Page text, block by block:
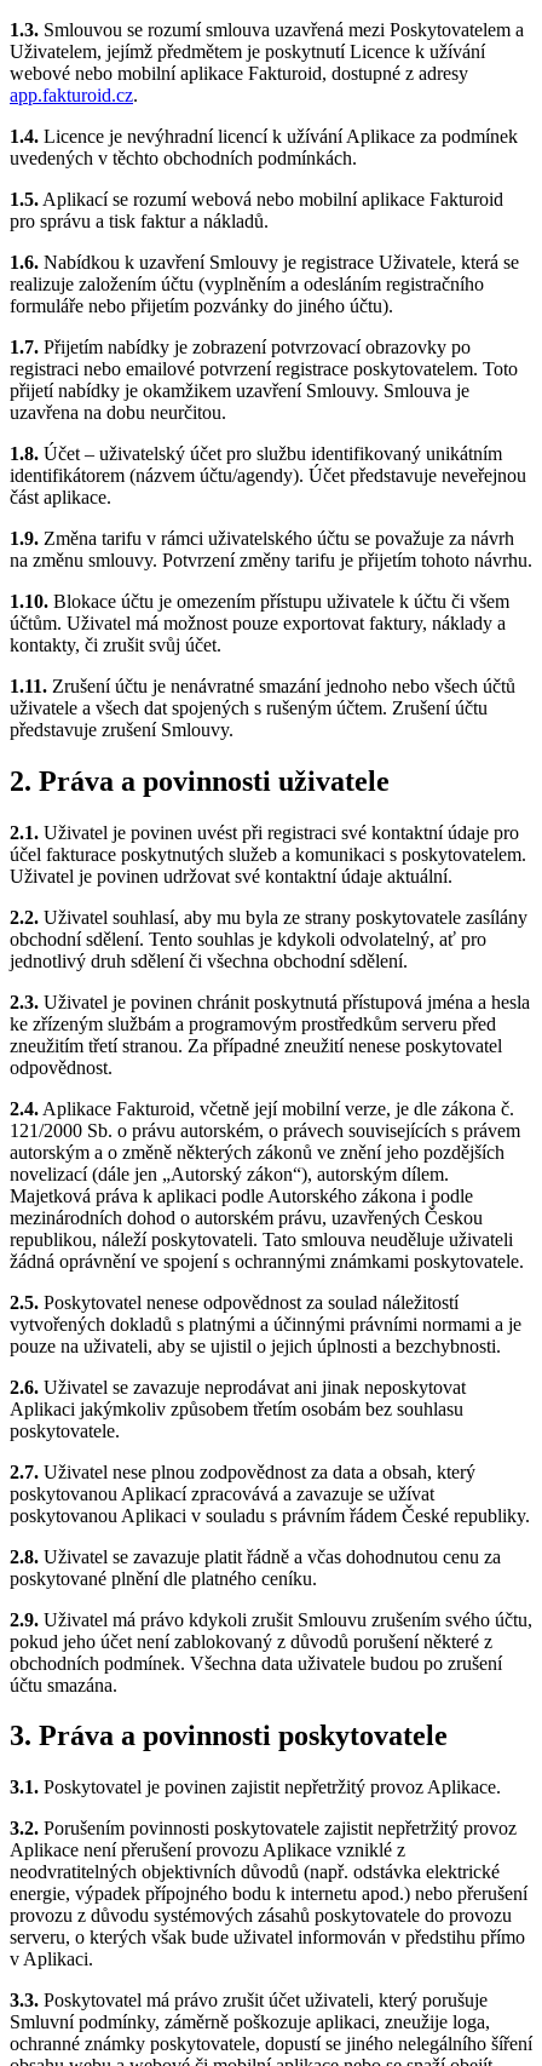
1.3. Smlouvou se rozumí smlouva uzavřená mezi Poskytovatelem a
Uživatelem, jejímž předmětem je poskytnutí Licence k užívání
webové nebo mobilní aplikace Fakturoid, dostupné z adresy
app.fakturoid.cz.
1.4. Licence je nevýhradní licencí k užívání Aplikace za podmínek
uvedených v těchto obchodních podmínkách.
1.5. Aplikací se rozumí webová nebo mobilní aplikace Fakturoid
pro správu a tisk faktur a nákladů.
1.6. Nabídkou k uzavření Smlouvy je registrace Uživatele, která se
realizuje založením účtu (vyplněním a odesláním registračního
formuláře nebo přijetím pozvánky do jiného účtu).
1.7. Přijetím nabídky je zobrazení potvrzovací obrazovky po
registraci nebo emailové potvrzení registrace poskytovatelem. Toto
přijetí nabídky je okamžikem uzavření Smlouvy. Smlouva je
uzavřena na dobu neurčitou.
1.8. Účet – uživatelský účet pro službu identifikovaný unikátním
identifikátorem (názvem účtu/agendy). Účet představuje neveřejnou
část aplikace.
1.9. Změna tarifu v rámci uživatelského účtu se považuje za návrh
na změnu smlouvy. Potvrzení změny tarifu je přijetím tohoto návrhu.
1.10. Blokace účtu je omezením přístupu uživatele k účtu či všem
účtům. Uživatel má možnost pouze exportovat faktury, náklady a
kontakty, či zrušit svůj účet.
1.11. Zrušení účtu je nenávratné smazání jednoho nebo všech účtů
uživatele a všech dat spojených s rušeným účtem. Zrušení účtu
představuje zrušení Smlouvy.
2. Práva a povinnosti uživatele
2.1. Uživatel je povinen uvést při registraci své kontaktní údaje pro
účel fakturace poskytnutých služeb a komunikaci s poskytovatelem.
Uživatel je povinen udržovat své kontaktní údaje aktuální.
2.2. Uživatel souhlasí, aby mu byla ze strany poskytovatele zasílány
obchodní sdělení. Tento souhlas je kdykoli odvolatelný, ať pro
jednotlivý druh sdělení či všechna obchodní sdělení.
2.3. Uživatel je povinen chránit poskytnutá přístupová jména a hesla
ke zřízeným službám a programovým prostředkům serveru před
zneužitím třetí stranou. Za případné zneužití nenese poskytovatel
odpovědnost.
2.4. Aplikace Fakturoid, včetně její mobilní verze, je dle zákona č.
121/2000 Sb. o právu autorském, o právech souvisejících s právem
autorským a o změně některých zákonů ve znění jeho pozdějších
novelizací (dále jen „Autorský zákon“), autorským dílem.
Majetková práva k aplikaci podle Autorského zákona i podle
mezinárodních dohod o autorském právu, uzavřených Českou
republikou, náleží poskytovateli. Tato smlouva neuděluje uživateli
žádná oprávnění ve spojení s ochrannými známkami poskytovatele.
2.5. Poskytovatel nenese odpovědnost za soulad náležitostí
vytvořených dokladů s platnými a účinnými právními normami a je
pouze na uživateli, aby se ujistil o jejich úplnosti a bezchybnosti.
2.6. Uživatel se zavazuje neprodávat ani jinak neposkytovat
Aplikaci jakýmkoliv způsobem třetím osobám bez souhlasu
poskytovatele.
2.7. Uživatel nese plnou zodpovědnost za data a obsah, který
poskytovanou Aplikací zpracovává a zavazuje se užívat
poskytovanou Aplikaci v souladu s právním řádem České republiky.
2.8. Uživatel se zavazuje platit řádně a včas dohodnutou cenu za
poskytované plnění dle platného ceníku.
2.9. Uživatel má právo kdykoli zrušit Smlouvu zrušením svého účtu,
pokud jeho účet není zablokovaný z důvodů porušení některé z
obchodních podmínek. Všechna data uživatele budou po zrušení
účtu smazána.
3. Práva a povinnosti poskytovatele
3.1. Poskytovatel je povinen zajistit nepřetržitý provoz Aplikace.
3.2. Porušením povinnosti poskytovatele zajistit nepřetržitý provoz
Aplikace není přerušení provozu Aplikace vzniklé z
neodvratitelných objektivních důvodů (např. odstávka elektrické
energie, výpadek přípojného bodu k internetu apod.) nebo přerušení
provozu z důvodu systémových zásahů poskytovatele do provozu
serveru, o kterých však bude uživatel informován v předstihu přímo
v Aplikaci.
3.3. Poskytovatel má právo zrušit účet uživateli, který porušuje
Smluvní podmínky, záměrně poškozuje aplikaci, zneužije loga,
ochranné známky poskytovatele, dopustí se jiného nelegálního šíření